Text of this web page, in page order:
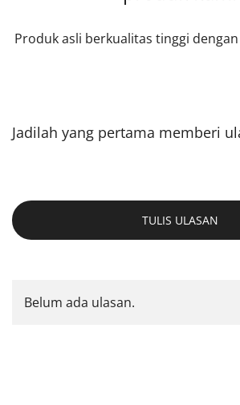
Produk asli berkualitas tinggi
Jadilah yang pertama memberi
TULIS ULASAN
Belum ada ulasan.